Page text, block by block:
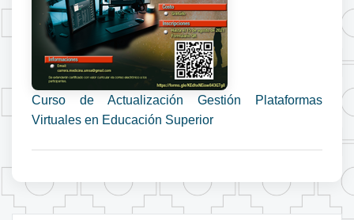
Curso de Actualización Gestión Plataformas
Virtuales en Educación Superior